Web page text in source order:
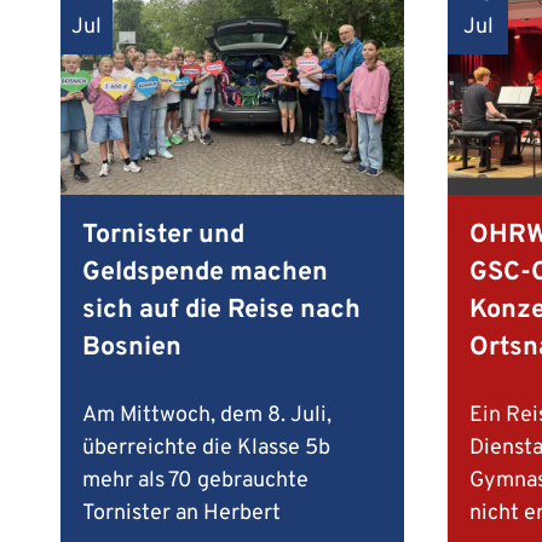
Jul
Tornister und
Geldspende machen
sich auf die Reise nach
Bosnien
Am Mittwoch, dem 8. Juli,
überreichte die Klasse 5b
mehr als 70 gebrauchte
Tornister an Herbert
Jul
Ein
nicht